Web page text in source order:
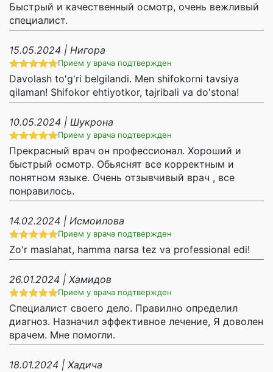
Быстрый и качественный осмотр, очень вежливый
специалист.
15.05.2024 | Нигора
Прием у врача подтвержден
Davolash to'g'ri belgilandi. Men shifokorni tavsiya
qilaman! Shifokor ehtiyotkor, tajribali va do'stona!
10.05.2024 | Шукрона
Прием у врача подтвержден
Прекрасный врач он профессионал. Хороший и
быстрый осмотр. Обьяснят все корректным и
понятном языке. Очень отзывчивый врач , все
понравилось.
14.02.2024 | Исмоилова
Прием у врача подтвержден
Zo'r maslahat, hamma narsa tez va professional edi!
26.01.2024 | Хамидов
Прием у врача подтвержден
Специалист своего дело. Правилно определил
диагноз. Назначил эффективное лечение, Я доволен
врачем. Мне помогли.
18.01.2024 | Хадича